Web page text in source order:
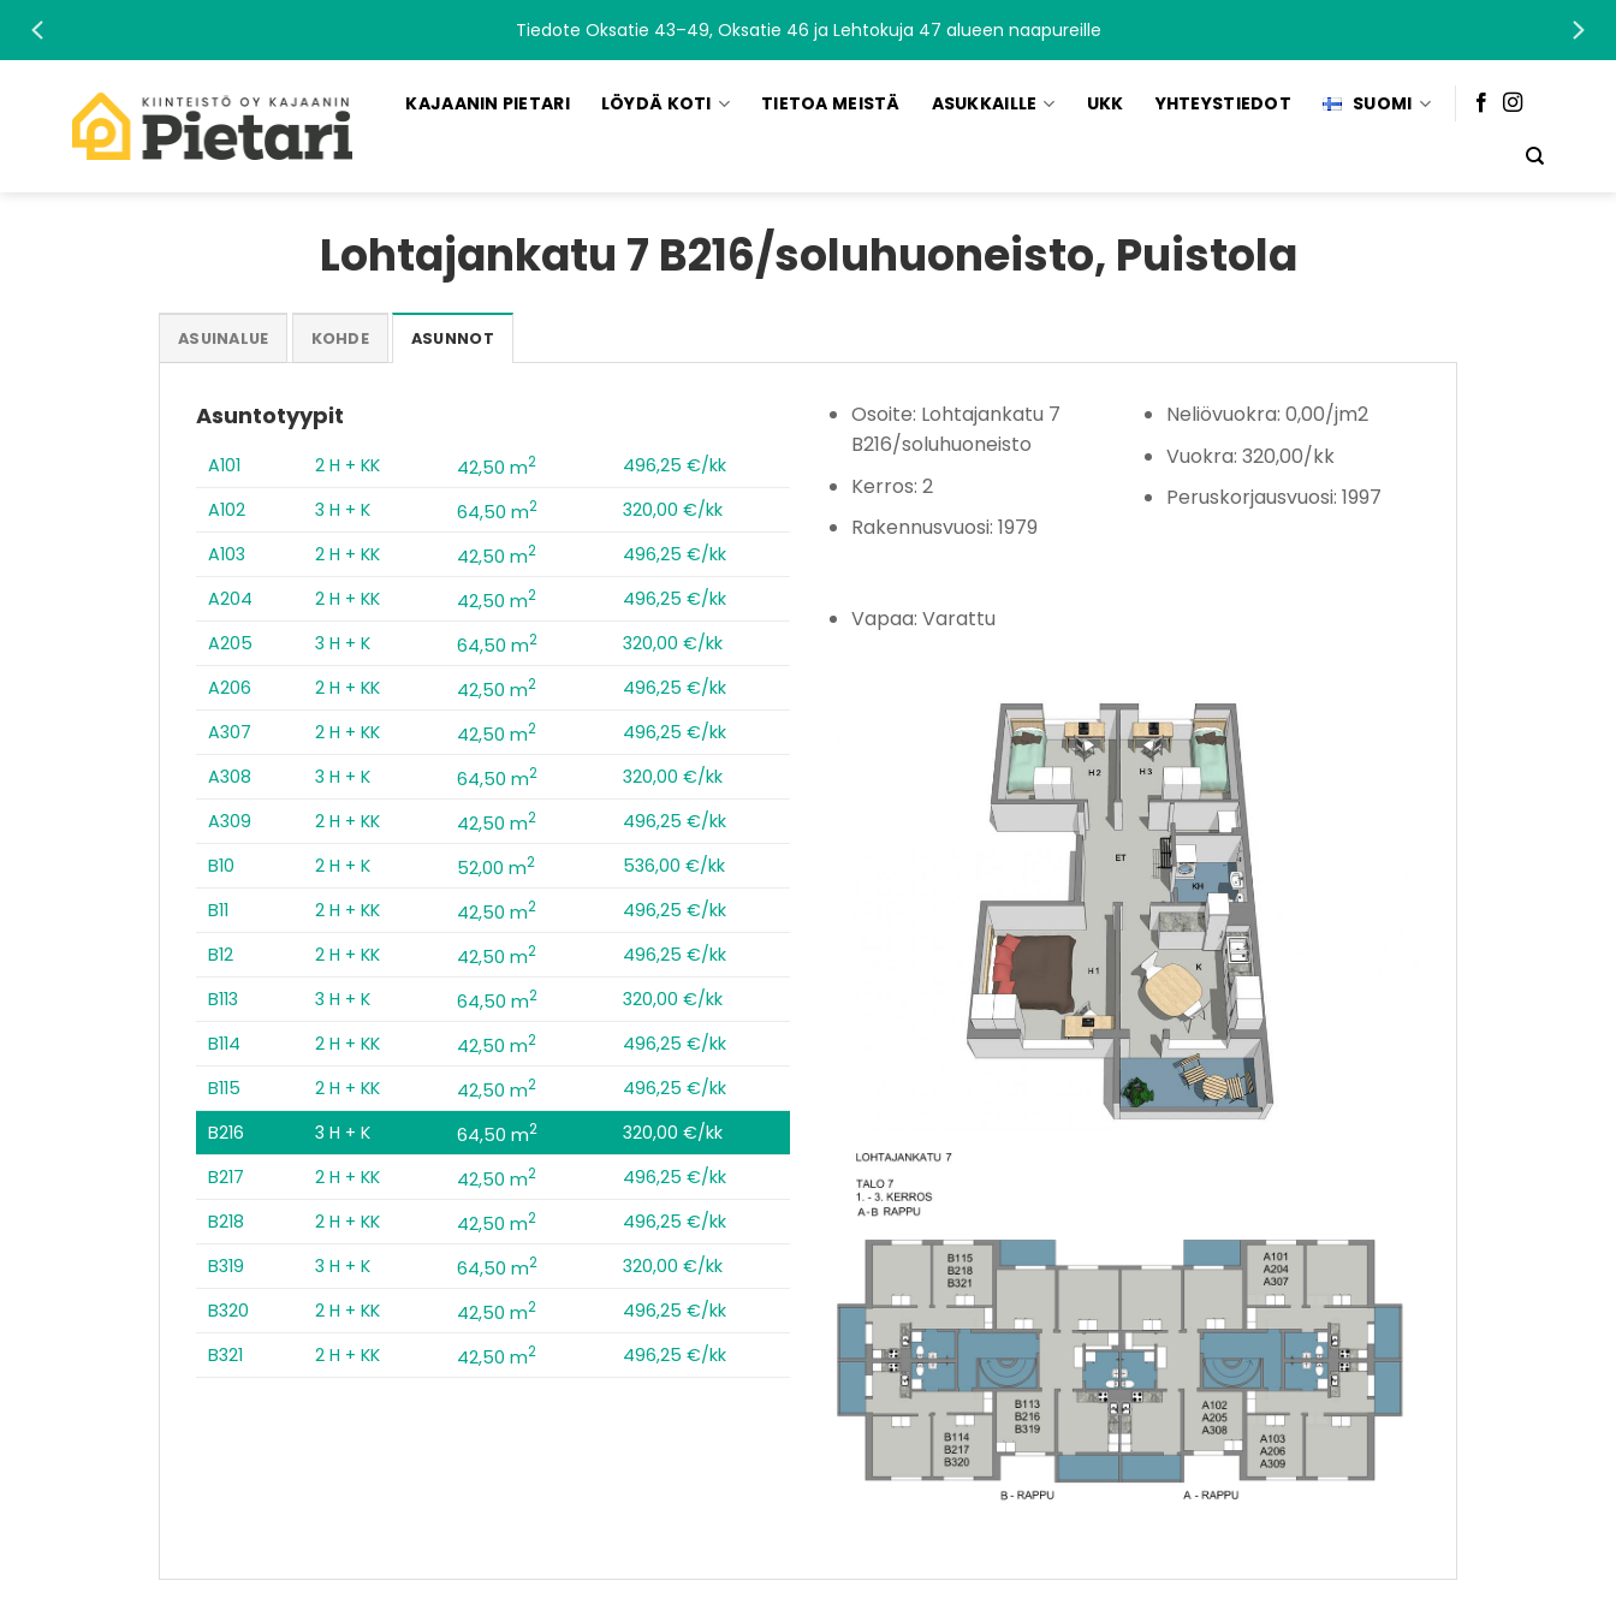
Tiedote Oksatie 43–49, Oksatie 46 ja Lehtokuja 47 alueen naapureille
KAJAANIN PIETARI LÖYDÄ KOTI TIETOA MEISTÄ ASUKKAILLE UKK YHTEYSTIEDOT SUOMI
Lohtajankatu 7 B216/soluhuoneisto, Puistola
ASUINALUE KOHDE ASUNNOT
Asuntotyypit
A101 2 H + KK 42,50 m2
496,25 €/kk
A102
3 H + K 64,50 m2
320,00 €/kk
A103
2 H + KK 42,50 m2
496,25 €/kk
A204
2 H + KK 42,50 m2
496,25 €/kk
A205
3 H + K 64,50 m2
320,00 €/kk
A206
2 H + KK 42,50 m2
496,25 €/kk
A307
2 H + KK 42,50 m2
496,25 €/kk
A308
3 H + K 64,50 m2
320,00 €/kk
A309
2 H + KK 42,50 m2
496,25 €/kk
B10
2 H + K 52,00 m2
536,00 €/kk
B11
2 H + KK 42,50 m2
496,25 €/kk
B12
2 H + KK 42,50 m2
496,25 €/kk
B113
3 H + K 64,50 m2
320,00 €/kk
B114
2 H + KK 42,50 m2
496,25 €/kk
B115
2 H + KK 42,50 m2
496,25 €/kk
B216
3 H + K 64,50 m2
320,00 €/kk
B217
2 H + KK 42,50 m2
496,25 €/kk
B218
2 H + KK 42,50 m2
496,25 €/kk
B319
3 H + K 64,50 m2
320,00 €/kk
B320
2 H + KK 42,50 m2
496,25 €/kk
B321
2 H + KK 42,50 m2 496,25 €/kk
Osoite: Lohtajankatu 7
B216/soluhuoneisto
Kerros: 2
Rakennusvuosi: 1979
Neliövuokra: 0,00/jm2
Vuokra: 320,00/kk
Peruskorjausvuosi: 1997
Vapaa: Varattu